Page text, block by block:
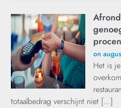
on
Het is
totaalbedrag verschijnt niet […]